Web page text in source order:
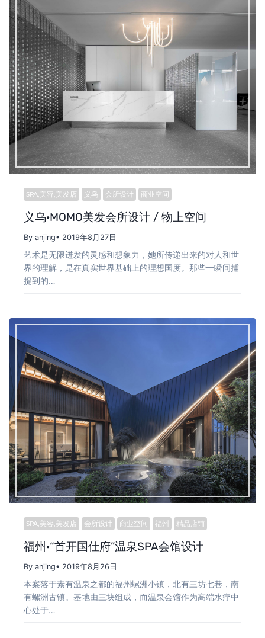
SPA,美容,美发店 义乌 会所设计 商业空间
义乌·MOMO美发会所设计 / 物上空间
By anjing• 2019年8月27日
艺术是无限迸发的灵感和想象力，她所传递出来的对人和世
界的理解，是在真实世界基础上的理想国度。那些一瞬间捕
捉到的…
SPA,美容,美发店 会所设计 商业空间 福州 精品店铺
福州·“首开国仕府”温泉SPA会馆设计
By anjing• 2019年8月26日
本案落于素有温泉之都的福州螺洲小镇，北有三坊七巷，南
有螺洲古镇。基地由三块组成，而温泉会馆作为高端水疗中
心处于…